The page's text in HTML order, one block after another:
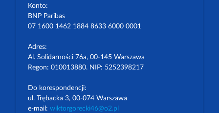
Konto:
BNP Paribas
07 1600 1462 1884 8633 6000 0001
Adres:
Al. Solidarności 76a, 00-145 Warszawa
Regon: 010013880. NIP: 5252398217
Do korespondencji:
ul. Trębacka 3, 00-074 Warszawa
e-mail: wiktorgorecki46@o2.pl